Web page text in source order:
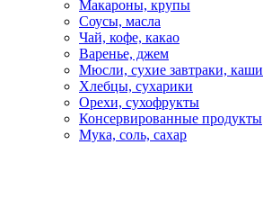
Макароны, крупы
Соусы, масла
Чай, кофе, какао
Варенье, джем
Мюсли, сухие завтраки, каши
Хлебцы, сухарики
Орехи, сухофрукты
Консервированные продукты
Мука, соль, сахар